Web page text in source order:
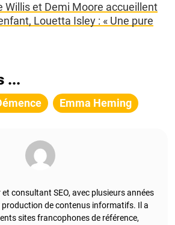
Willis et Demi Moore accueillent
Louetta Isley : « Une pure
...
Emma Heming
consultant SEO, avec plusieurs années
production de contenus informatifs. Il a
sites francophones de référence,